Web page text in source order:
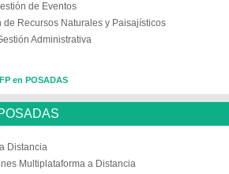
de Eventos
de Recursos Naturales y Paisajísticos
Administrativa
FP en POSADAS
Distancia
Multiplataforma a Distancia